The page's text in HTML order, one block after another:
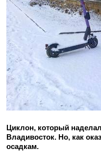
Циклон, который
Владивосток. Но, как
осадкам.